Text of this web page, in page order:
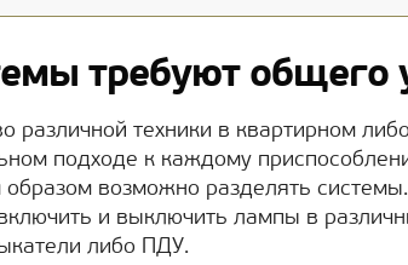
требуют общего
различной техники в квартирном
подходе к каждому
образом возможно разделять
и выключить лампы в
либо ПДУ.